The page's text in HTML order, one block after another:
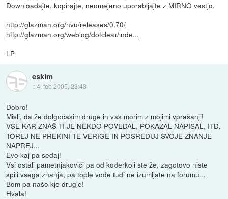
Downloadajte, kopirajte, neomejeno uporabljajte z MIRNO vestjo.
http://glazman.org/nvu/releases/0.70/
http://glazman.org/weblog/dotclear/inde...
LP
eskim
::4. feb 2005, 23:43
Dobro!
Misli, da že dolgočasim druge in vas morim z mojimi vprašanji!
VSE KAR ZNAŠ TI JE NEKDO POVEDAL, POKAZAL NAPISAL, ITD.
TOREJ NE PREKINI TE VERIGE IN POSREDUJ SVOJE ZNANJE
NAPREJ...
Evo kaj pa sedaj!
Vsi ostali pametnjakoviči pa od koderkoli ste že, zagotovo niste
spili vsega znanja, pa tople vode tudi ne izumljate na forumu...
Bom pa našo kje drugje!
Hvala!